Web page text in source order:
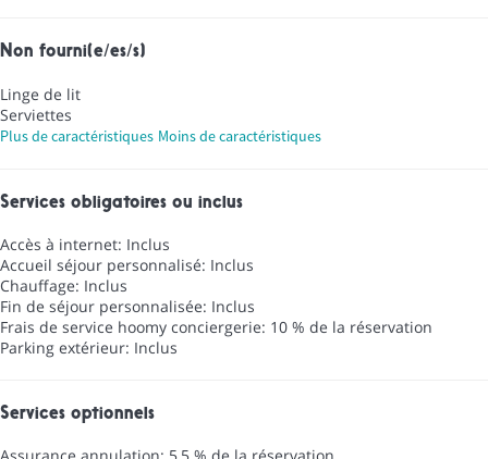
Non fourni(e/es/s)
Linge de lit
Serviettes
Plus de caractéristiques Moins de caractéristiques
Services obligatoires ou inclus
Accès à internet: Inclus
Accueil séjour personnalisé: Inclus
Chauffage: Inclus
Fin de séjour personnalisée: Inclus
Frais de service hoomy conciergerie: 10 % de la réservation
Parking extérieur: Inclus
Services optionnels